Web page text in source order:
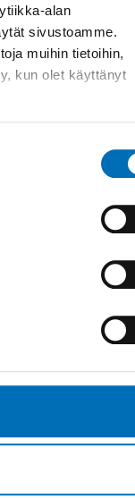
alan
sivustoamme.
muihin tietoihin,
kun olet käyttänyt